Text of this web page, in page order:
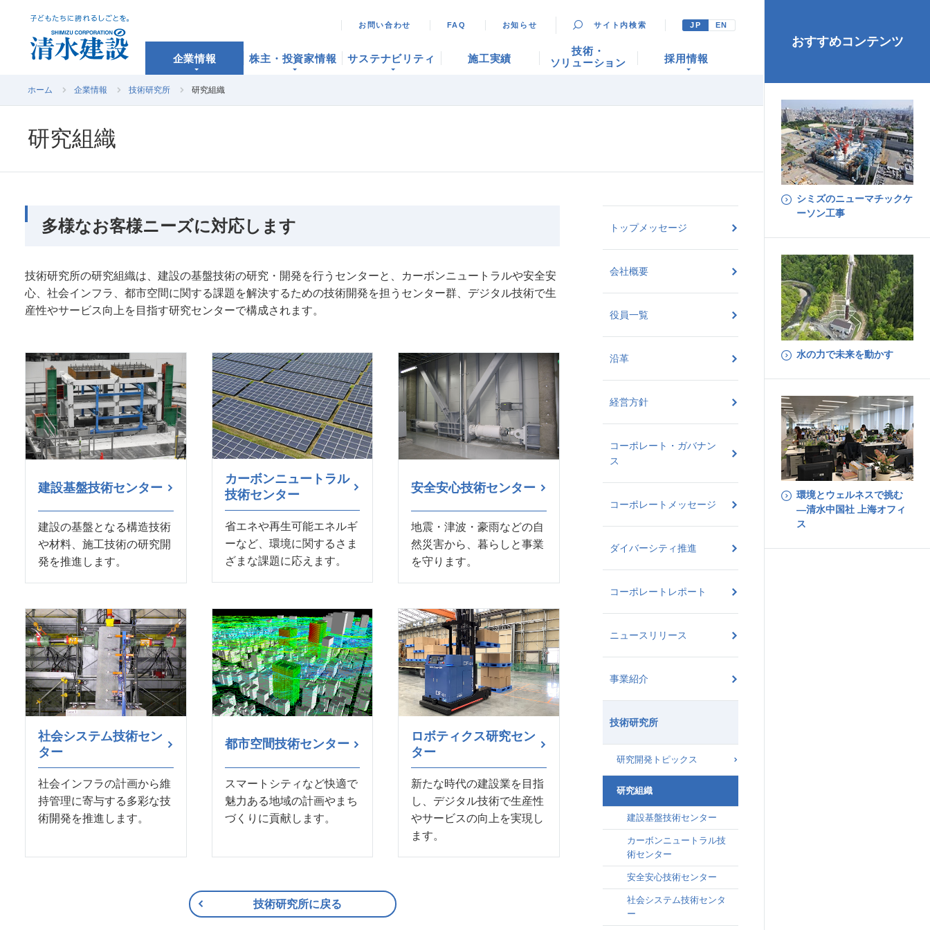
お問い合わせ FAQ お知らせ サイト内検索 JP EN
企業情報 株主・投資家情報 サステナビリティ 施工実績
技術・
ソリューション
採用情報
ホーム 企業情報 技術研究所 研究組織
研究組織
多様なお客様ニーズに対応します
技術研究所の研究組織は、建設の基盤技術の研究・開発を行うセンターと、カーボンニュートラルや安全安
心、社会インフラ、都市空間に関する課題を解決するための技術開発を担うセンター群、デジタル技術で生
産性やサービス向上を目指す研究センターで構成されます。
建設基盤技術センター
建設の基盤となる構造技術
や材料、施工技術の研究開
発を推進します。
カーボンニュートラル
技術センター
省エネや再生可能エネルギ
ーなど、環境に関するさま
ざまな課題に応えます。
安全安心技術センター
地震・津波・豪雨などの自
然災害から、暮らしと事業
を守ります。
社会システム技術セン
ター
社会インフラの計画から維
持管理に寄与する多彩な技
術開発を推進します。
都市空間技術センター
スマートシティなど快適で
魅力ある地域の計画やまち
づくりに貢献します。
ロボティクス研究セン
ター
新たな時代の建設業を目指
し、デジタル技術で生産性
やサービスの向上を実現し
ます。
技術研究所に戻る
トップメッセージ
会社概要
役員一覧
沿革
経営方針
コーポレート・ガバナン
ス
コーポレートメッセージ
ダイバーシティ推進
コーポレートレポート
ニュースリリース
事業紹介
技術研究所
研究開発トピックス
研究組織
建設基盤技術センター
カーボンニュートラル技
術センター
安全安心技術センター
社会システム技術センタ
ー
おすすめコンテンツ
シミズのニューマチックケ
ーソン工事
水の力で未来を動かす
環境とウェルネスで挑む
―清水中国社 上海オフィ
ス